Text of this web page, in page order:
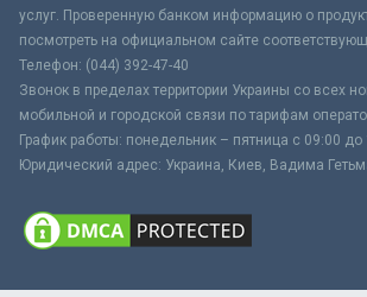
услуг. Проверенную банком информацию о
посмотреть на официальном сайте
Телефон: (044) 392-47-40
Звонок в пределах территории Украины со всех
мобильной и городской связи по тарифам
График работы: понедельник – пятница с 09:00 до
Юридический адрес: Украина, Киев, Вадима